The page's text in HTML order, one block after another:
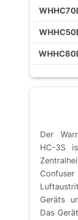
Der
HC-3S
Geräts
Das